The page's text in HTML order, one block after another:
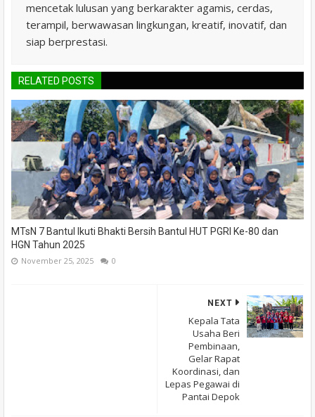
mencetak lulusan yang berkarakter agamis, cerdas,
terampil, berwawasan lingkungan, kreatif, inovatif, dan
siap berprestasi.
RELATED POSTS
MTsN 7 Bantul Ikuti Bhakti Bersih Bantul HUT PGRI Ke-80 dan
HGN Tahun 2025
November 25, 2025 0
NEXT
Kepala Tata
Usaha Beri
Pembinaan,
Gelar Rapat
Koordinasi, dan
Lepas Pegawai di
Pantai Depok